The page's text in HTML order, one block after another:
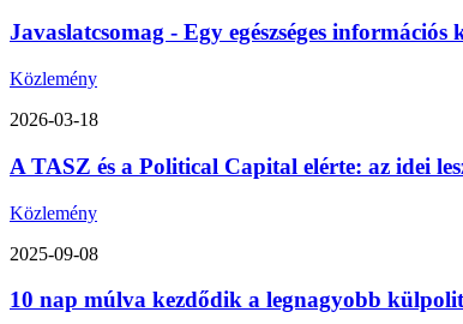
Javaslatcsomag - Egy egészséges
Közlemény
2026-03-18
A TASZ és a Political Capital elérte: az idei
Közlemény
2025-09-08
10 nap múlva kezdődik a legnagyobb